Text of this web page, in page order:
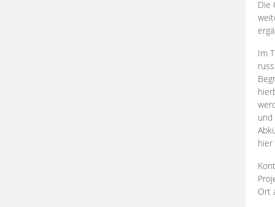
Die
Im
und
Ort